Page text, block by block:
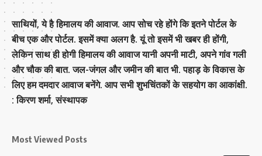
साथियों, ये है हिमालय की आवाज. आप सोच रहे होंगे कि इतने पोर्टल के
बीच एक और पोर्टल. इसमें क्या अलग है. यूं तो इसमें भी खबर ही होंगी,
लेकिन साथ ही होगी हिमालय की आवाज यानी अपनी माटी, अपने गांव गली
और चौक की बात. जल-जंगल और जमीन की बात भी. पहाड़ के विकास के
लिए हम दमदार आवाज बनेंगे. आप सभी शुभचिंतकों के सहयोग का आकांक्षी.
: किरण शर्मा, संस्‍थापक
Most Viewed Posts